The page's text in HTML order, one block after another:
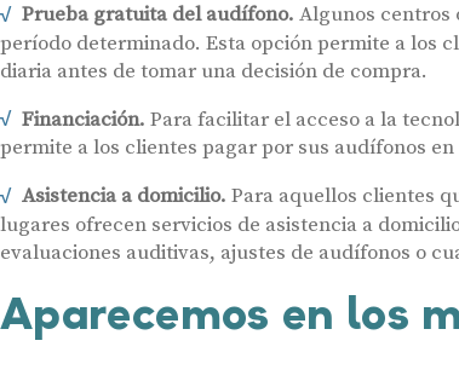
Prueba gratuita del audífono. Algunos centros
período determinado. Esta opción permite a los
diaria antes de tomar una decisión de compra.
Financiación. Para facilitar el acceso a la
permite a los clientes pagar por sus audífonos
Asistencia a domicilio. Para aquellos clientes
lugares ofrecen servicios de asistencia a
evaluaciones auditivas, ajustes de audífonos o
Aparecemos en los